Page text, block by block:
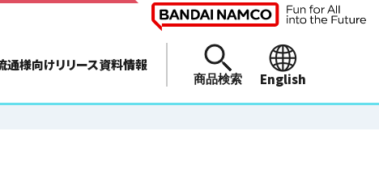
通様向けリリース資料情報
商品検索 English